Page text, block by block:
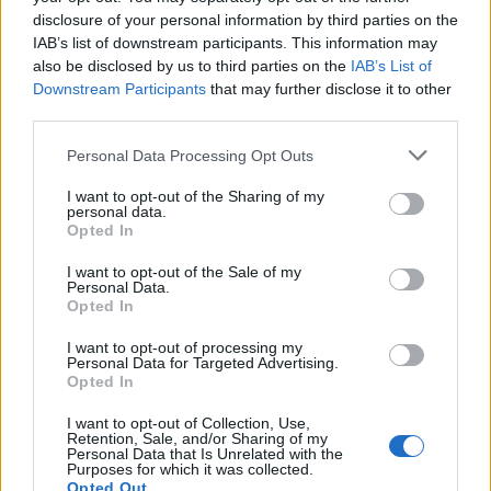
disclosure of your personal information by third parties on the
IAB’s list of downstream participants. This information may
also be disclosed by us to third parties on the IAB’s List of
Downstream Participants that may further disclose it to other
Personal Data Processing Opt Outs
I want to opt-out of the Sharing of my
personal data.
Opted In
I want to opt-out of the Sale of my
Personal Data.
Opted In
I want to opt-out of processing my
Personal Data for Targeted Advertising.
Opted In
I want to opt-out of Collection, Use,
Retention, Sale, and/or Sharing of my
Personal Data that Is Unrelated with the
Purposes for which it was collected.
Γιώργος Λιάγκας: Ο καλοκαιρινός
απολογισμός και το αισιόδοξο μήνυμα